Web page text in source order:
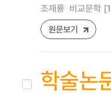
조재룡 비교문학
원문보기
학술논